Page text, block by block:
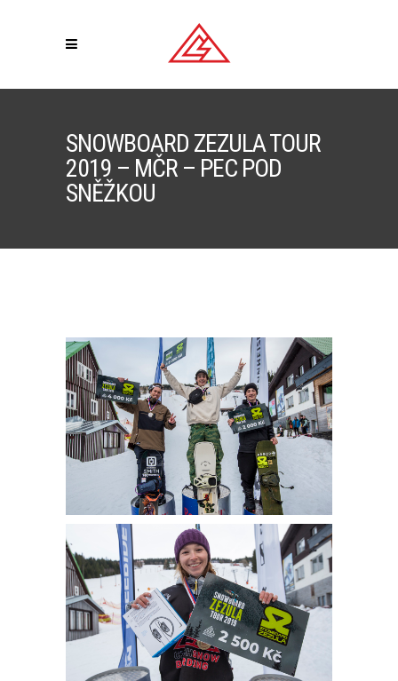
SNOWBOARD ZEZULA TOUR
2019 – MČR – PEC POD
SNĚŽKOU